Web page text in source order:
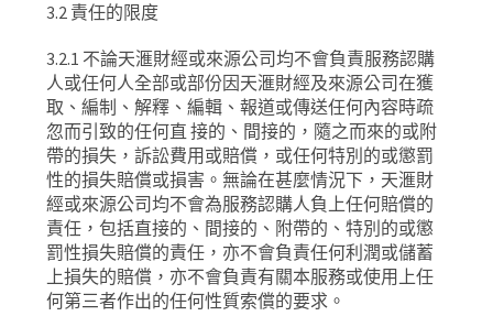
3.2 責任的限度
3.2.1 不論天滙財經或來源公司均不會負責服務認購
人或任何人全部或部份因天滙財經及來源公司在獲
取、編制、解釋、編輯、報道或傳送任何內容時疏
忽而引致的任何直 接的、間接的，隨之而來的或附
帶的損失，訴訟費用或賠償，或任何特別的或懲罰
性的損失賠償或損害。無論在甚麼情況下，天滙財
經或來源公司均不會為服務認購人負上任何賠償的
責任，包括直接的、間接的、附帶的、特別的或懲
罰性損失賠償的責任，亦不會負責任何利潤或儲蓄
上損失的賠償，亦不會負責有關本服務或使用上任
何第三者作出的任何性質索償的要求。